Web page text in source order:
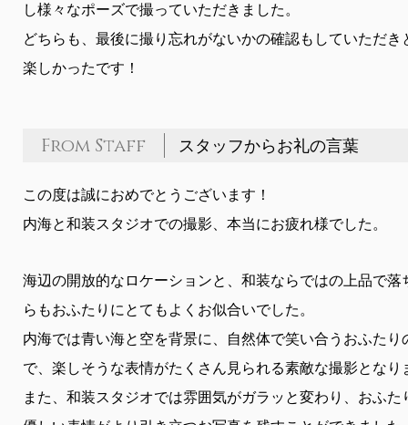
し様々なポーズで撮っていただきました。
どちらも、最後に撮り忘れがないかの確認もしていただき
楽しかったです！
From Staff スタッフからお礼の言葉
この度は誠におめでとうございます！
内海と和装スタジオでの撮影、本当にお疲れ様でした。
海辺の開放的なロケーションと、和装ならではの上品で落
らもおふたりにとてもよくお似合いでした。
内海では青い海と空を背景に、自然体で笑い合うおふたり
で、楽しそうな表情がたくさん見られる素敵な撮影となり
また、和装スタジオでは雰囲気がガラッと変わり、おふ